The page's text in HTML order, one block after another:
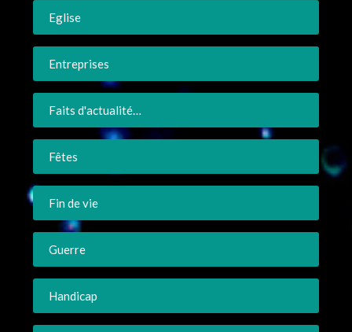
Eglise
Entreprises
Faits d'actualité…
Fêtes
Fin de vie
Guerre
Handicap